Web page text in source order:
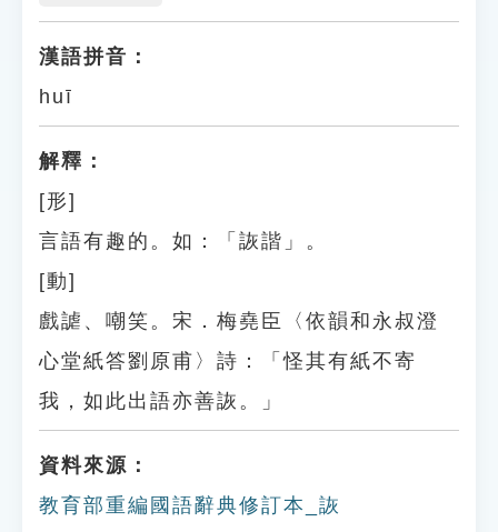
漢語拼音：
huī
解釋：
[形]
言語有趣的。如：「詼諧」。
[動]
戲謔、嘲笑。宋．梅堯臣〈依韻和永叔澄
心堂紙答劉原甫〉詩：「怪其有紙不寄
我，如此出語亦善詼。」
資料來源：
教育部重編國語辭典修訂本_詼